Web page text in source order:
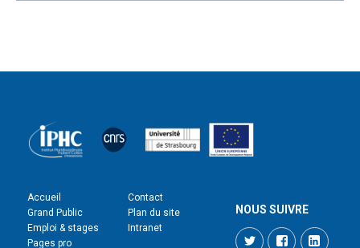
Accueil
Grand Public
Emploi & stages
Pages pro
Contact
Plan du site
Intranet
NOUS SUIVRE
TwitterFacebook